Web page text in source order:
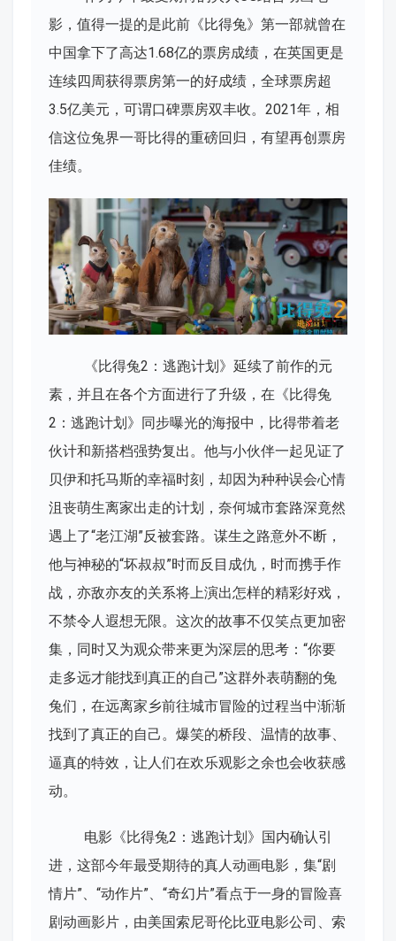
影，值得一提的是此前《比得兔》第一部就曾在
中国拿下了高达1.68亿的票房成绩，在英国更是
连续四周获得票房第一的好成绩，全球票房超
3.5亿美元，可谓口碑票房双丰收。2021年，相
信这位兔界一哥比得的重磅回归，有望再创票房
佳绩。
《比得兔2：逃跑计划》延续了前作的元
素，并且在各个方面进行了升级，在《比得兔
2：逃跑计划》同步曝光的海报中，比得带着老
伙计和新搭档强势复出。他与小伙伴一起见证了
贝伊和托马斯的幸福时刻，却因为种种误会心情
沮丧萌生离家出走的计划，奈何城市套路深竟然
遇上了“老江湖”反被套路。谋生之路意外不断，
他与神秘的“坏叔叔”时而反目成仇，时而携手作
战，亦敌亦友的关系将上演出怎样的精彩好戏，
不禁令人遐想无限。这次的故事不仅笑点更加密
集，同时又为观众带来更为深层的思考：“你要
走多远才能找到真正的自己”这群外表萌翻的兔
兔们，在远离家乡前往城市冒险的过程当中渐渐
找到了真正的自己。爆笑的桥段、温情的故事、
逼真的特效，让人们在欢乐观影之余也会收获感
动。
电影《比得兔2：逃跑计划》国内确认引
进，这部今年最受期待的真人动画电影，集“剧
情片”、“动作片”、“奇幻片”看点于一身的冒险喜
剧动画影片，由美国索尼哥伦比亚电影公司、索